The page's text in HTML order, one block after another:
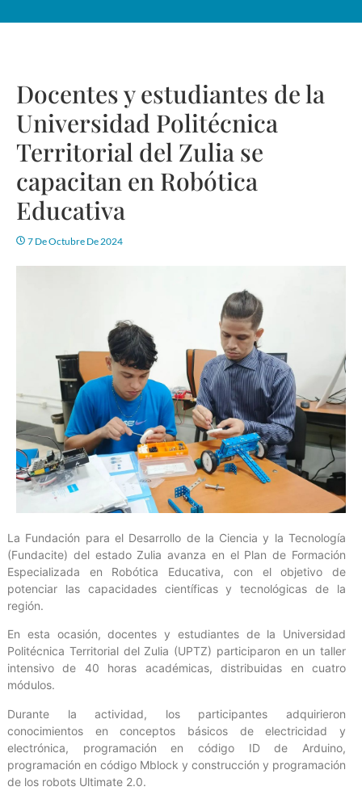
Docentes y estudiantes de la
Universidad Politécnica
Territorial del Zulia se
capacitan en Robótica
Educativa
7 De Octubre De 2024
La Fundación para el Desarrollo de la Ciencia y la Tecnología
(Fundacite) del estado Zulia avanza en el Plan de Formación
Especializada en Robótica Educativa, con el objetivo de
potenciar las capacidades científicas y tecnológicas de la
región.
En esta ocasión, docentes y estudiantes de la Universidad
Politécnica Territorial del Zulia (UPTZ) participaron en un taller
intensivo de 40 horas académicas, distribuidas en cuatro
módulos.
Durante la actividad, los participantes adquirieron
conocimientos en conceptos básicos de electricidad y
electrónica, programación en código ID de Arduino,
programación en código Mblock y construcción y programación
de los robots Ultimate 2.0.